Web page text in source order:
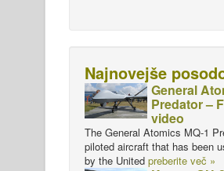
Najnovejše
General
Predator –
video
The General Atomics MQ-1
piloted aircraft that has been
by the United preberite več »